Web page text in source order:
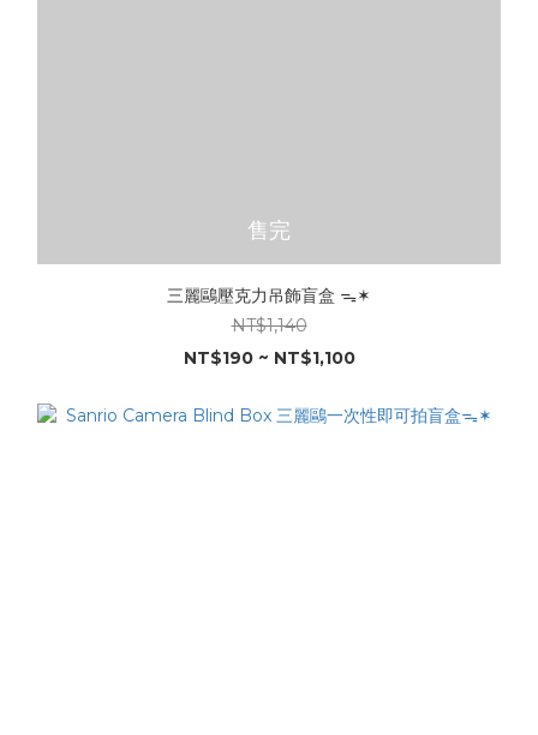
售完
三麗鷗壓克力吊飾盲盒 ᯓ✶
NT$1,140
NT$190 ~ NT$1,100